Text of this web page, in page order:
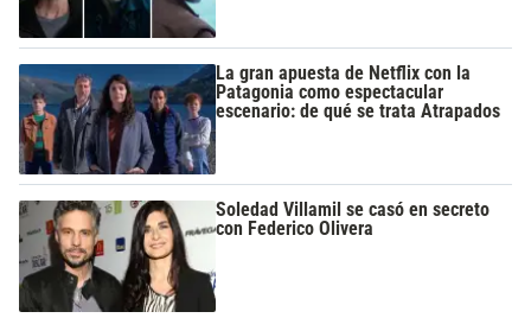
La gran apuesta de Netflix con la
Patagonia como espectacular
escenario: de qué se trata Atrapados
Soledad Villamil se casó en secreto
con Federico Olivera